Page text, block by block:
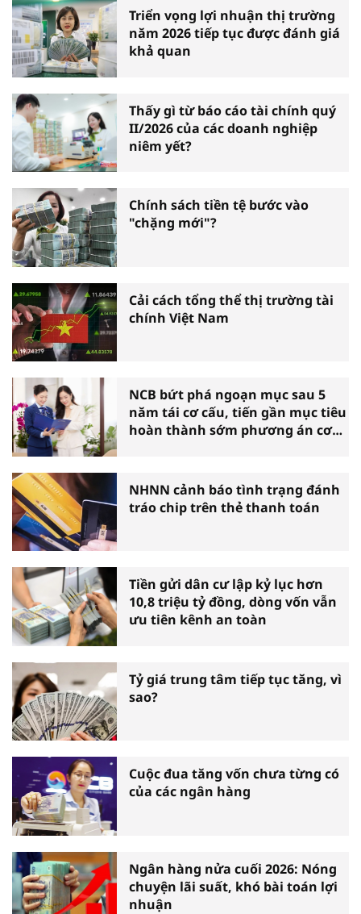
Triển vọng lợi nhuận thị trường
năm 2026 tiếp tục được đánh giá
khả quan
Thấy gì từ báo cáo tài chính quý
II/2026 của các doanh nghiệp
niêm yết?
Chính sách tiền tệ bước vào
"chặng mới"?
Cải cách tổng thể thị trường tài
chính Việt Nam
NCB bứt phá ngoạn mục sau 5
năm tái cơ cấu, tiến gần mục tiêu
hoàn thành sớm phương án cơ
NHNN cảnh báo tình trạng đánh
tráo chip trên thẻ thanh toán
Tiền gửi dân cư lập kỷ lục hơn
10,8 triệu tỷ đồng, dòng vốn vẫn
ưu tiên kênh an toàn
Tỷ giá trung tâm tiếp tục tăng, vì
sao?
Cuộc đua tăng vốn chưa từng có
của các ngân hàng
Ngân hàng nửa cuối 2026: Nóng
chuyện lãi suất, khó bài toán lợi
nhuận